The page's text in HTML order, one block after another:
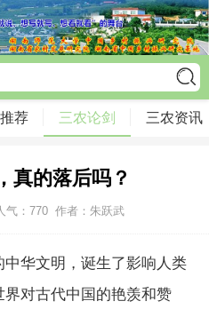
荐 三农论剑 三农资讯
真的落后吗？
气： 770 作者：朱跃武
中华文明，诞生了影响人类
对古代中国的艳羡和赞